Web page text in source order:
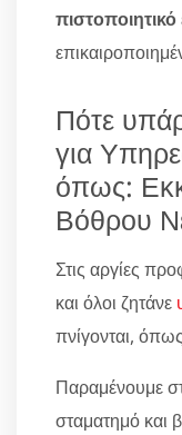
πιστοποιητικό
Πότε
για
όπως:
Βόθρου
Στις αργίες
και όλοι ζητάνε
πνίγονται,
Παραμένουμε
σταματημό και